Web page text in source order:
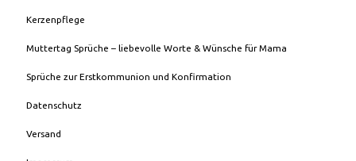
Kerzenpflege
Muttertag Sprüche – liebevolle Worte & Wünsche für Mama
Sprüche zur Erstkommunion und Konfirmation
Datenschutz
Versand